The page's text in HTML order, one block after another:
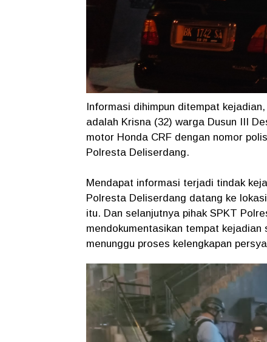
Informasi dihimpun ditempat
adalah Krisna (32) warga Dusun III
motor Honda CRF dengan nomor
Polresta Deliserdang.
Mendapat informasi terjadi tindak
Polresta Deliserdang datang ke
itu. Dan selanjutnya pihak SPKT
mendokumentasikan tempat
menunggu proses kelengkapan